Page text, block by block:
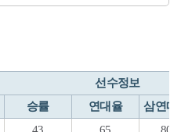
선수정보
승률 연대율
삼연대